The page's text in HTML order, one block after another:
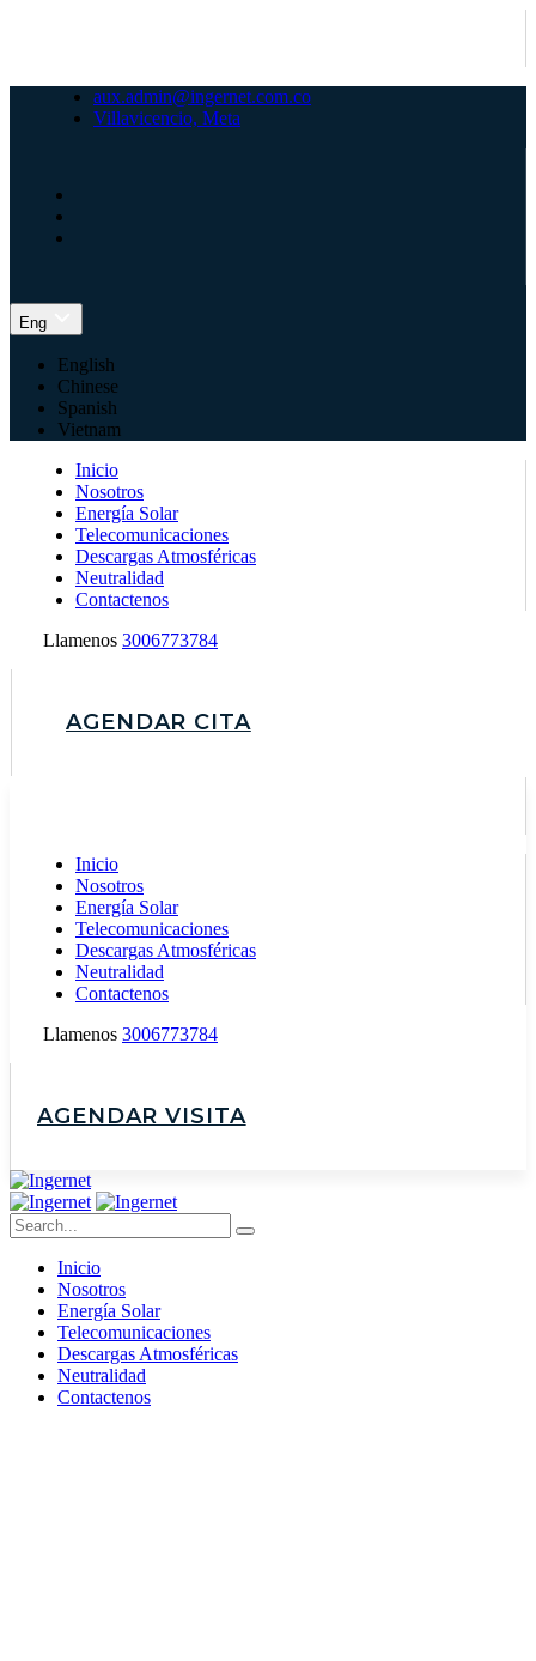
aux.admin@ingernet.com.co
Villavicencio, Meta
Eng
English
Chinese
Spanish
Vietnam
Inicio
Nosotros
Energía Solar
Telecomunicaciones
Descargas Atmosféricas
Neutralidad
Contactenos
Llamenos 3006773784
AGENDAR CITA
Inicio
Nosotros
Energía Solar
Telecomunicaciones
Descargas Atmosféricas
Neutralidad
Contactenos
Llamenos 3006773784
AGENDAR VISITA
Inicio
Nosotros
Energía Solar
Telecomunicaciones
Descargas Atmosféricas
Neutralidad
Contactenos